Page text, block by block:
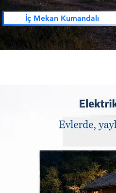
İç Mekan Kumandalı